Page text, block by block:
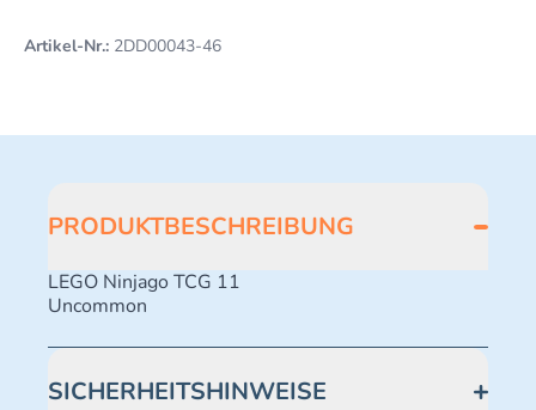
Artikel-Nr.: 2DD00043-46
PRODUKTBESCHREIBUNG
LEGO Ninjago TCG 11
Uncommon
SICHERHEITSHINWEISE